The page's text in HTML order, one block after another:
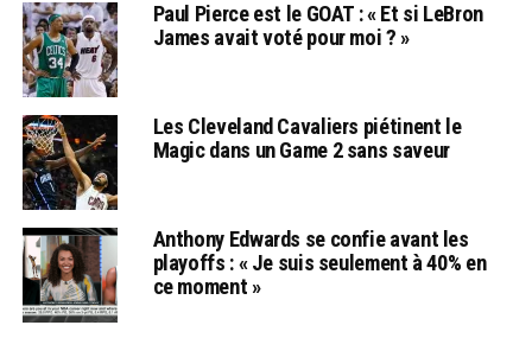
Paul Pierce est le GOAT : « Et si LeBron
James avait voté pour moi ? »
Les Cleveland Cavaliers piétinent le
Magic dans un Game 2 sans saveur
Anthony Edwards se confie avant les
playoffs : « Je suis seulement à 40% en
ce moment »